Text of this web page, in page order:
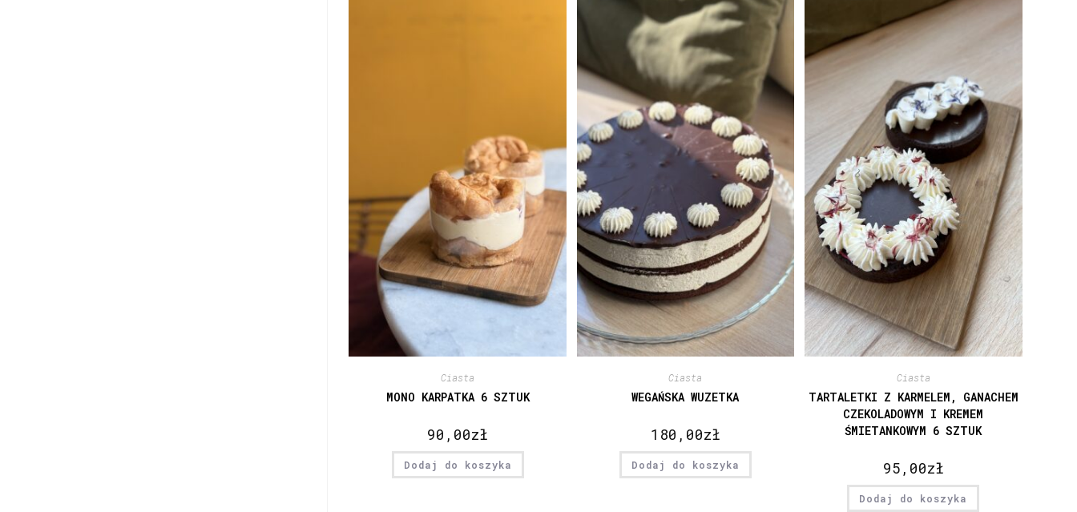
Ciasta
MONO KARPATKA 6 SZTUK
90,00zł
Dodaj do koszyka
Ciasta
WEGAŃSKA WUZETKA
180,00zł
Dodaj do koszyka
Ciasta
TARTALETKI Z KARMELEM, GANACHEM
CZEKOLADOWYM I KREMEM
ŚMIETANKOWYM 6 SZTUK
95,00zł
Dodaj do koszyka